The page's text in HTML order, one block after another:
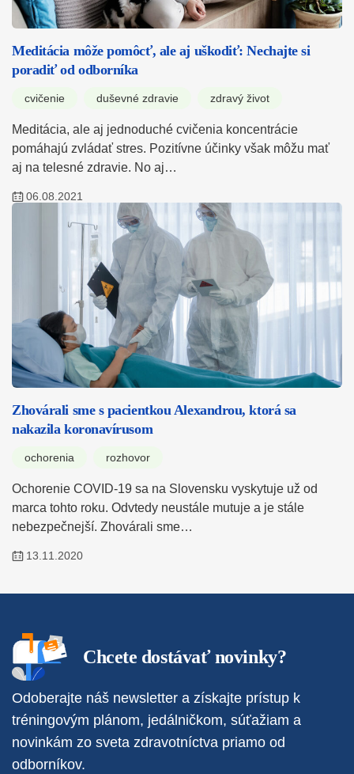
Meditácia môže pomôcť, ale aj uškodiť: Nechajte si
poradiť od odborníka
cvičenie duševné zdravie zdravý život
Meditácia, ale aj jednoduché cvičenia koncentrácie
pomáhajú zvládať stres. Pozitívne účinky však môžu mať
aj na telesné zdravie. No aj…
06.08.2021
Zhovárali sme s pacientkou Alexandrou, ktorá sa
nakazila koronavírusom
ochorenia rozhovor
Ochorenie COVID-19 sa na Slovensku vyskytuje už od
marca tohto roku. Odvtedy neustále mutuje a je stále
nebezpečnejší. Zhovárali sme…
13.11.2020
Chcete dostávať novinky?
Odoberajte náš newsletter a získajte prístup k
tréningovým plánom, jedálničkom, súťažiam a
novinkám zo sveta zdravotníctva priamo od
odborníkov.